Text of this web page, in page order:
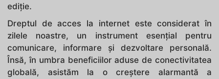
ediție.
Dreptul de acces la internet este considerat în
zilele noastre, un instrument esențial pentru
comunicare, informare și dezvoltare personală.
Însă, în umbra beneficiilor aduse de conectivitatea
globală, asistăm la o creștere alarmantă a